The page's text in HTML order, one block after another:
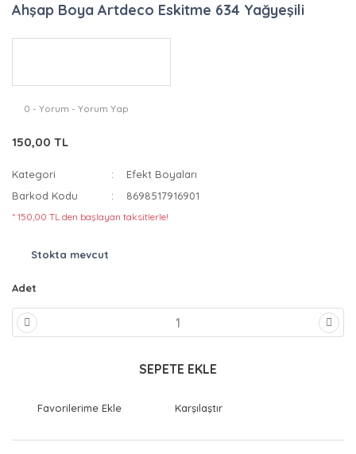
Ahşap Boya Artdeco Eskitme 634 Yağyeşili
0 - Yorum - Yorum Yap
150,00 TL
Kategori
Efekt Boyaları
Barkod Kodu
8698517916901
* 150,00 TL den başlayan taksitlerle!
Stokta mevcut
Adet
SEPETE EKLE
Karşılaştır